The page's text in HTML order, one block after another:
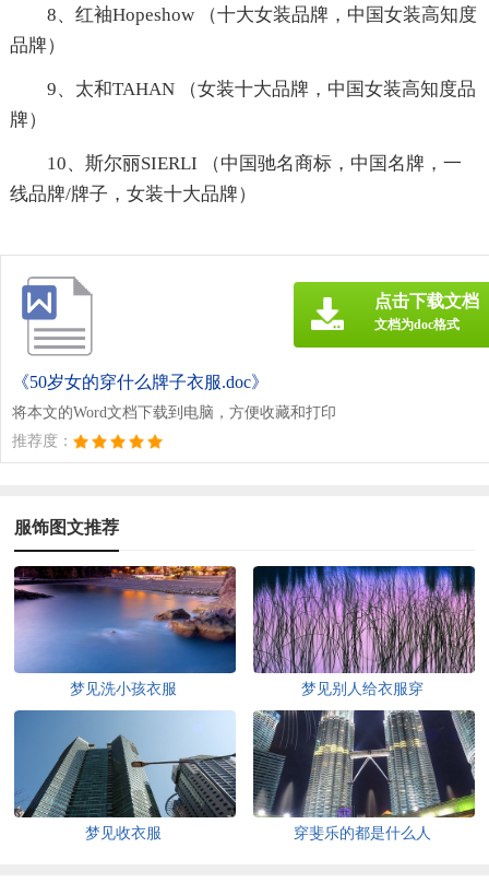
8、红袖Hopeshow （十大女装品牌，中国女装高知度
品牌）
9、太和TAHAN （女装十大品牌，中国女装高知度品
牌）
10、斯尔丽SIERLI （中国驰名商标，中国名牌，一
线品牌/牌子，女装十大品牌）
《50岁女的穿什么牌子衣服.doc》
将本文的Word文档下载到电脑，方便收藏和打印
推荐度：
点击下载文档
文档为doc格式
服饰图文推荐
梦见洗小孩衣服 梦见别人给衣服穿
梦见收衣服 穿斐乐的都是什么人